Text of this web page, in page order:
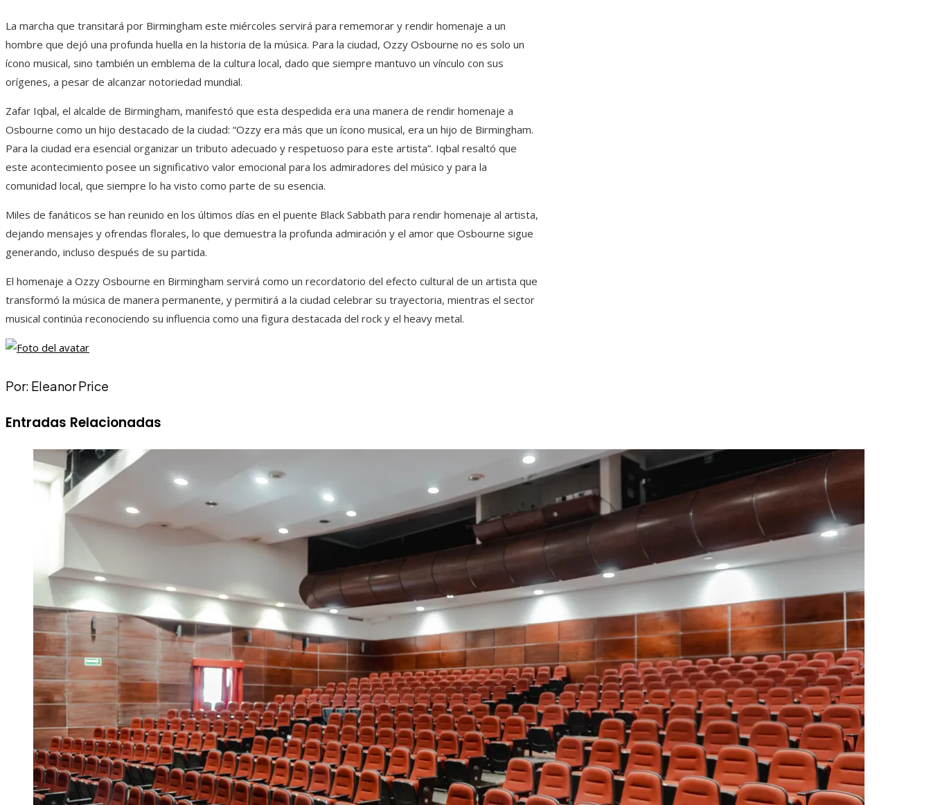
La marcha que transitará por Birmingham este miércoles servirá para rememorar y rendir homenaje a un
hombre que dejó una profunda huella en la historia de la música. Para la ciudad, Ozzy Osbourne no es solo un
ícono musical, sino también un emblema de la cultura local, dado que siempre mantuvo un vínculo con sus
orígenes, a pesar de alcanzar notoriedad mundial.
Zafar Iqbal, el alcalde de Birmingham, manifestó que esta despedida era una manera de rendir homenaje a
Osbourne como un hijo destacado de la ciudad: “Ozzy era más que un ícono musical, era un hijo de Birmingham.
Para la ciudad era esencial organizar un tributo adecuado y respetuoso para este artista”. Iqbal resaltó que
este acontecimiento posee un significativo valor emocional para los admiradores del músico y para la
comunidad local, que siempre lo ha visto como parte de su esencia.
Miles de fanáticos se han reunido en los últimos días en el puente Black Sabbath para rendir homenaje al artista,
dejando mensajes y ofrendas florales, lo que demuestra la profunda admiración y el amor que Osbourne sigue
generando, incluso después de su partida.
El homenaje a Ozzy Osbourne en Birmingham servirá como un recordatorio del efecto cultural de un artista que
transformó la música de manera permanente, y permitirá a la ciudad celebrar su trayectoria, mientras el sector
musical continúa reconociendo su influencia como una figura destacada del rock y el heavy metal.
Por: Eleanor Price
Entradas Relacionadas